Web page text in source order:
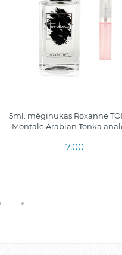
5ml. mėginukas Roxanne
Montale Arabian Tonka
7,00